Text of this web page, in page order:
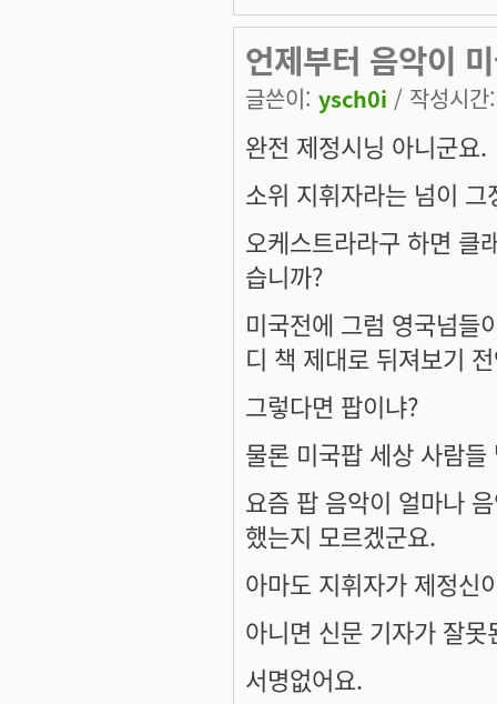
언제부터 음악이
글쓴이: ysch0i / 작성시
완전 제정시닝 아니군요.
소위 지휘자라는 넘이
오케스트라라구 하면 클
습니까?
미국전에 그럼 영국넘들
디 책 제대로 뒤져보기
그렇다면 팝이냐?
물론 미국팝 세상 사람
요즘 팝 음악이 얼마나
했는지 모르겠군요.
아마도 지휘자가 제정신
아니면 신문 기자가 잘
서명없어요.